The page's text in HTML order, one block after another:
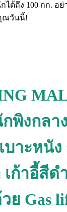
ด้ถึง 100 กก. อย่
ณวันนี้!
พิงกลา
บาะหนั
ก้าอี้สีด
ย Gas